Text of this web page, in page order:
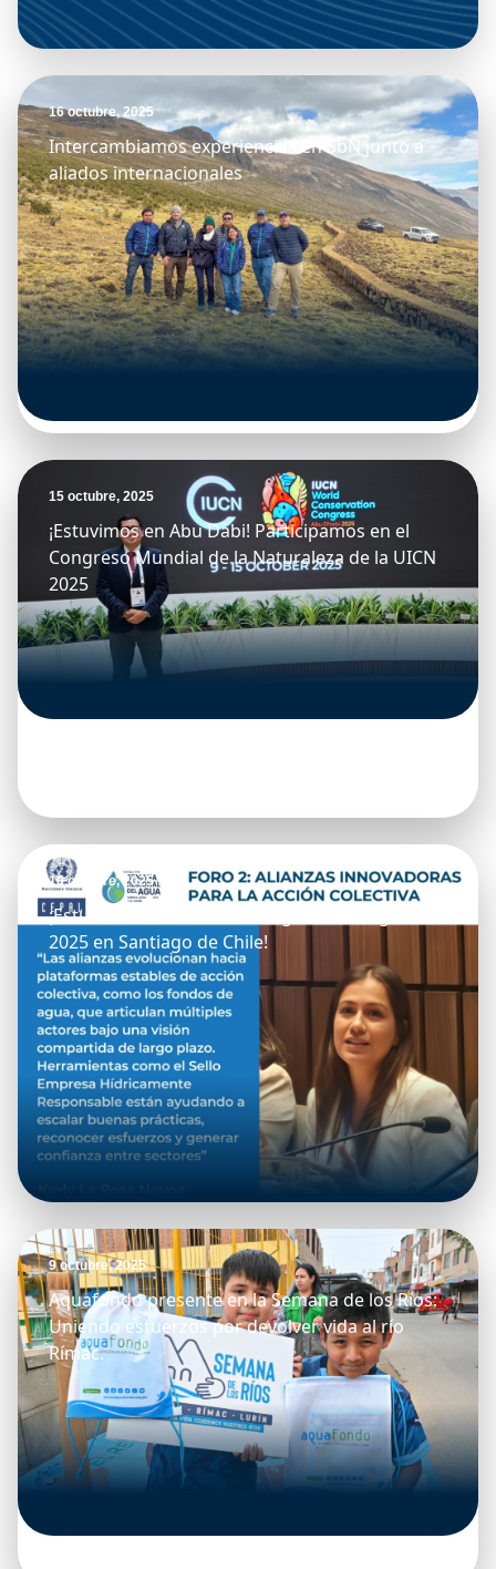
16 octubre, 2025
Intercambiamos experiencias en SbN junto a
aliados internacionales
15 octubre, 2025
¡Estuvimos en Abu Dabi! Participamos en el
Congreso Mundial de la Naturaleza de la UICN
2025
10 octubre, 2025
¡Estuvimos en la Semana Regional del Agua
2025 en Santiago de Chile!
9 octubre, 2025
Aquafondo presente en la Semana de los Ríos:
Uniendo esfuerzos por devolver vida al río
Rímac.